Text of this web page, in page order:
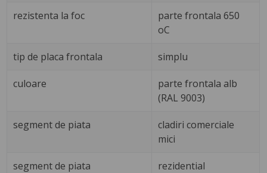
rezistenta la foc
parte frontala 650
oC
tip de placa frontala simplu
culoare
parte frontala alb
(RAL 9003)
segment de piata
cladiri comerciale
mici
segment de piata rezidential